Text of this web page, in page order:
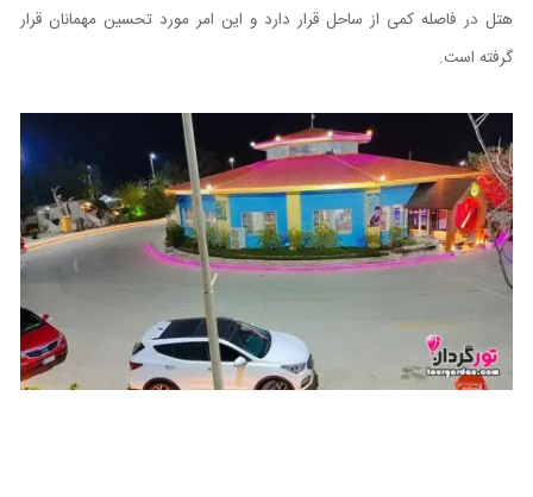
هتل در فاصله کمی از ساحل قرار دارد و این امر مورد تحسین مهمانان قرار
گرفته است.